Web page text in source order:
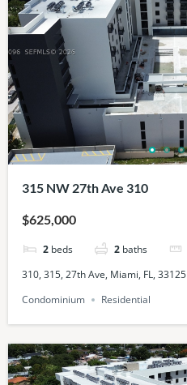
315 NW 27th Ave 310
$625,000
2 beds 2 baths
310, 315, 27th Ave, Miami, FL, 33125
Condominium
Residential